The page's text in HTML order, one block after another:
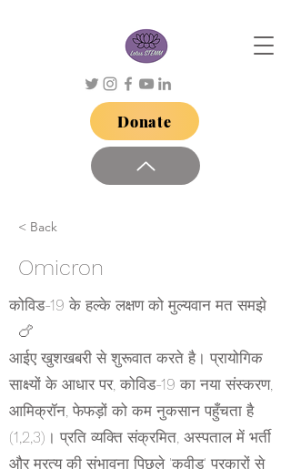
Donate
< Back
Omicron
कोविड-19 के हल्के लक्षण को मुल्यवान मत समझे
🍗
आईए खुशखबरी से शुरूवात करते है। प्रायोगिक
साक्ष्यों के आधार पर, कोविड-19 का नया संस्करण,
आमिक्रॉन, फेफड़ों को कम नुकसान पहुँचता है
(1,2,3)। प्रति व्यक्ति संक्रमित, अस्पताल में भर्ती
और म्रत्यु की संभावना पिछले 'कवीड' प्रकारों से